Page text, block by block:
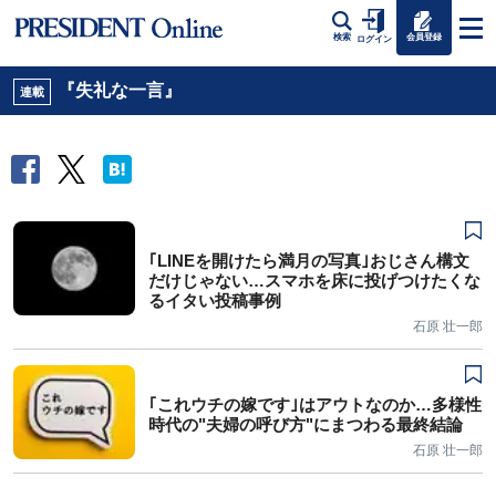
検索 ログイン 会員登録
連載 『失礼な一言』
｢LINEを開けたら満月の写真｣おじさん構文
だけじゃない…スマホを床に投げつけたくな
るイタい投稿事例
石原 壮一郎
｢これウチの嫁です｣はアウトなのか…多様性
時代の"夫婦の呼び方"にまつわる最終結論
石原 壮一郎